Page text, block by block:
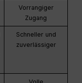
Vorrangiger
Zugang
Schneller und
zuverlässiger